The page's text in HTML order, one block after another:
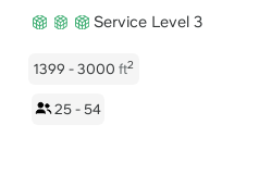
Service Level 3
1399 - 3000 ft2
25 - 54